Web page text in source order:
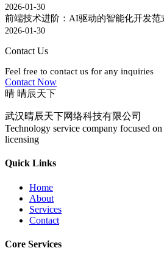
2026-01-30
前端技术进阶：AI驱动的智能化开发范
2026-01-30
Contact Us
Feel free to contact us for any inquiries
Contact Now
晴 晴辰天下
武汉晴辰天下网络科技有限公司
Technology service company focused
licensing
Quick Links
Home
About
Services
Contact
Core Services